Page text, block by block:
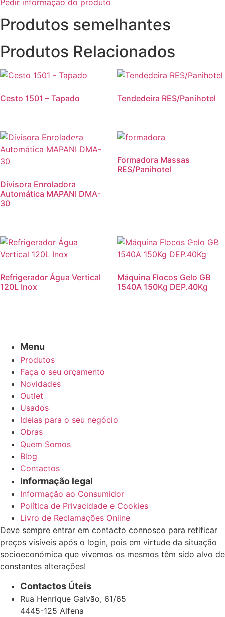
Produtos semelhantes
Produtos Relacionados
Cesto 1501 – Tapado Tendedeira RES/Panihotel
Promoção!
Divisora Enroladora
Automática MAPANI DMA-
30
Formadora Massas
RES/Panihotel
Refrigerador Água Vertical
120L Inox
Máquina Flocos Gelo GB
1540A 150Kg DEP.40Kg
Menu
Produtos
Faça o seu orçamento
Novidades
Outlet
Usados
Ideias para o seu negócio
Obras
Quem Somos
Blog
Contactos
Informação legal
Informação ao Consumidor
Política de Privacidade e Cookies
Livro de Reclamações Online
Deve sempre entrar em contacto connosco para retificar
preços visíveis após o login, pois em virtude da situação
socioeconómica que vivemos os mesmos têm sido alvo de
constantes alterações!
Contactos Úteis
Rua Henrique Galvão, 61/65
4445-125 Alfena